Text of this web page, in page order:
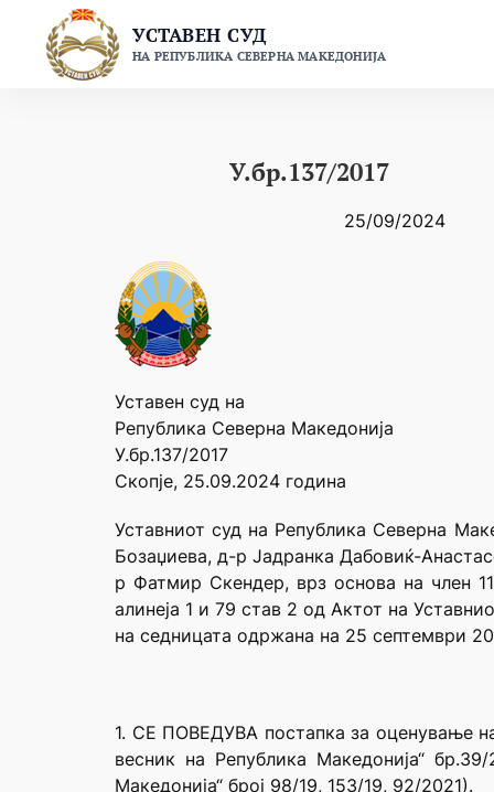
content
УСТАВЕН СУД
НА РЕПУБЛИКА СЕВЕРНА МАКЕДОНИЈА
У.бр.137/2017
25/09/2024
Уставен суд на
Република Северна Македонија
У.бр.137/2017
Скопје, 25.09.2024 година
Уставниот суд на Република Северна
Бозаџиева, д-р Јадранка Дабовиќ-
р Фатмир Скендер, врз основа на член
алинеја 1 и 79 став 2 од Актот на
на седницата одржана на 25 септември
1. СЕ ПОВЕДУВА постапка за оценување
весник на Република Македонија“
Македонија“ број 98/19, 153/19, 92/2021).